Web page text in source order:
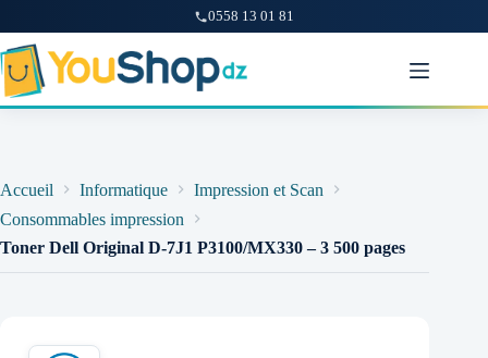
0558 13 01 81
Passer
au
contenu
Accueil Informatique
Impression et Scan
Consommables impression
Toner Dell Original D-7J1 P3100/MX330 – 3 500 pages